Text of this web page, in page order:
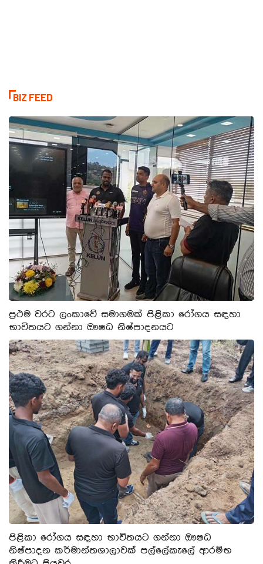
BIZ FEED
ප්‍රථම වරට ලංකාවේ සමාගමක් පිළිකා රෝගය සඳහා
භාවිතයට ගන්නා ඖෂධ නිෂ්පාදනයට
පිළිකා රෝගය සඳහා භාවිතයට ගන්නා ඖෂධ
නිෂ්පාදන කර්මාන්තශාලාවක් පල්ලේකැලේ ආරම්භ